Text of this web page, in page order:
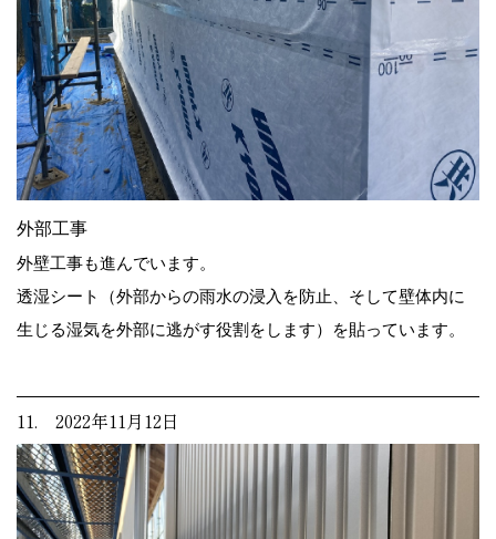
外部工事
外壁工事も進んでいます。
透湿シート（外部からの雨水の浸入を防止、そして壁体内に
生じる湿気を外部に逃がす役割をします）を貼っています。
11. 2022年11月12日